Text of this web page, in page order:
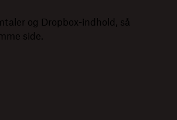
og Dropbox-indhold, så
side.